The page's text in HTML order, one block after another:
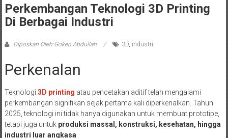
Perkembangan Teknologi 3D Printing
Di Berbagai Industri
Diposkan Oleh:Goken Abdullah 3D, industri
Perkenalan
Teknologi 3D printing atau pencetakan aditif telah mengalami
perkembangan signifikan sejak pertama kali diperkenalkan. Tahun
2025, teknologi ini tidak hanya digunakan untuk membuat prototipe,
tetapi juga untuk produksi massal, konstruksi, kesehatan, hingga
industri luar angkasa